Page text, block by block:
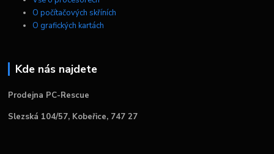
O počítačových skříních
O grafických kartách
Kde nás najdete
Prodejna PC-Rescue
Slezská 104/57, Kobeřice, 747 27